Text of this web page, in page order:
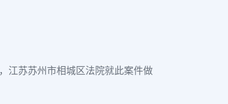
江苏苏州市相城区法院就此案件做